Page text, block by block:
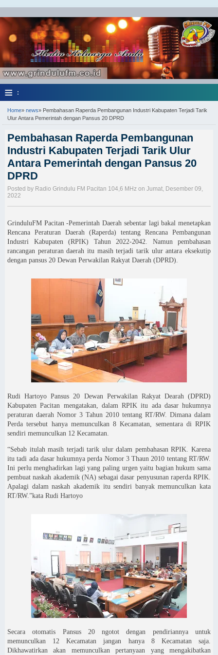
≡ :
Home» news» Pembahasan Raperda Pembangunan Industri Kabupaten Terjadi Tarik
Ulur Antara Pemerintah dengan Pansus 20 DPRD
Pembahasan Raperda Pembangunan
Industri Kabupaten Terjadi Tarik Ulur
Antara Pemerintah dengan Pansus 20
DPRD
Posted by Radio Grindulu FM Pacitan 104,6 MHz on Jumat, Desember 09,
2022
GrinduluFM Pacitan -Pemerintah Daerah sebentar lagi bakal menetapkan
Rencana Peraturan Daerah (Raperda) tentang Rencana Pembangunan
Industri Kabupaten (RPIK) Tahun 2022-2042. Namun pembahasan
rancangan peraturan daerah itu masih terjadi tarik ulur antara eksekutip
dengan pansus 20 Dewan Perwakilan Rakyat Daerah (DPRD).
Rudi Hartoyo Pansus 20 Dewan Perwakilan Rakyat Dearah (DPRD)
Kabupaten Pacitan mengatakan, dalam RPIK itu ada dasar hukumnya
peraturan daerah Nomor 3 Tahun 2010 tentang RT/RW. Dimana dalam
Perda tersebut hanya memunculkan 8 Kecamatan, sementara di RPIK
sendiri memunculkan 12 Kecamatan.
“Sebab itulah masih terjadi tarik ulur dalam pembahasan RPIK. Karena
itu tadi ada dasar hukumnya perda Nomor 3 Thaun 2010 tentang RT/RW.
Ini perlu menghadirkan lagi yang paling urgen yaitu bagian hukum sama
pembuat naskah akademik (NA) sebagai dasar penyusunan raperda RPIK.
Apalagi dalam naskah akademik itu sendiri banyak memunculkan kata
RT/RW.”kata Rudi Hartoyo
Secara otomatis Pansus 20 ngotot dengan pendiriannya untuk
memunculkan 12 Kecamatan jangan hanya 8 Kecamatan saja.
Dikhawatirkan akan memunculkan pertanyaan yang mengakibatkan